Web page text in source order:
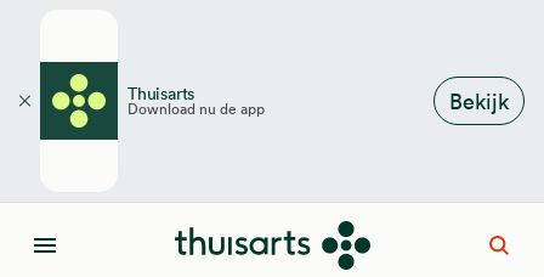
Thuisarts
Download nu de app Bekijk
Sluiten
Menu